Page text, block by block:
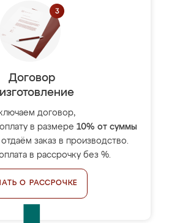
Договор
договор,
в размере 10% от суммы
заказ в производство.
в рассрочку без %.
О РАССРОЧКЕ